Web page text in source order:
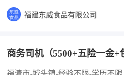
福建东威食品有限公司
商务司机（5500+五险一金+
福清市-城头镇-经验不限-学历不限